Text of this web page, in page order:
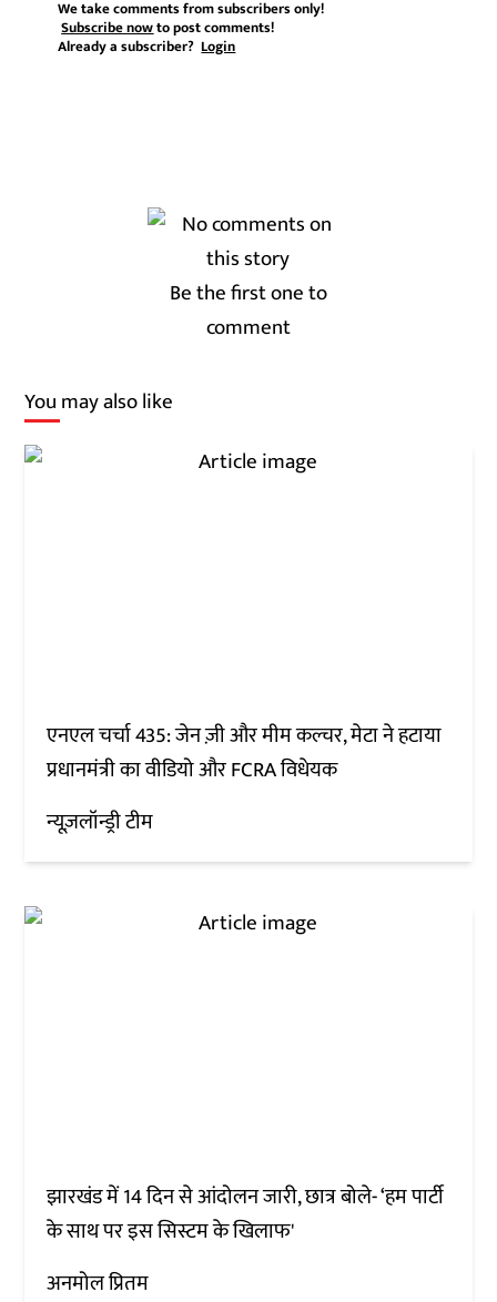
We take comments from subscribers only!
Subscribe nowto post comments!
Already a subscriber?Login
Be the first one to
comment
You may also like
एनएल चर्चा 435: जेन ज़ी और मीम कल्चर, मेटा ने हटाया
प्रधानमंत्री का वीडियो और FCRA विधेयक
न्यूज़लॉन्ड्री टीम
झारखंड में 14 दिन से आंदोलन जारी, छात्र बोले- ‘हम पार्टी
के साथ पर इस सिस्टम के खिलाफ'
अनमोल प्रितम